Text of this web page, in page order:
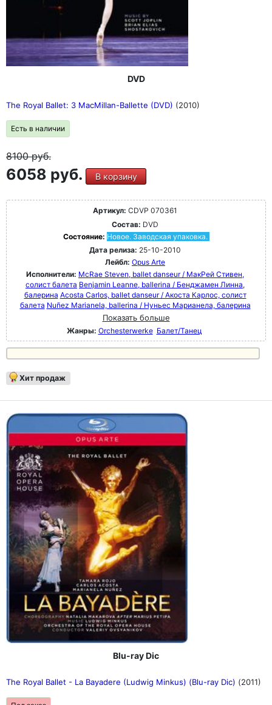
DVD
The Royal Ballet: 3 MacMillan-Ballette (DVD) (2010)
Есть в наличии
8100руб.
6058 руб. В корзину
Артикул: CDVP 070361
Состав: DVD
Состояние: Новое. Заводская упаковка.
Дата релиза: 25-10-2010
Лейбл: Opus Arte
Исполнители: McRae Steven, ballet danseur / МакРей Стивен,
солист балета Benjamin Leanne, ballerina / Бенджамен Линна,
балерина Acosta Carlos, ballet danseur / Акоста Карлос, солист
балета Nuñez Marianela, ballerina / Нуньес Марианела, балерина
Показать больше
Жанры: Orchesterwerke Балет/Танец
Хит продаж
Blu-ray Dic
The Royal Ballet - La Bayadere (Ludwig Minkus) (Blu-ray Dic) (2011)